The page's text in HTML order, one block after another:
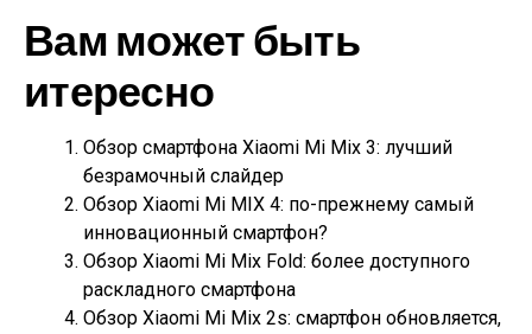
Вам может быть
итересно
Обзор смартфона Xiaomi Mi Mix 3: лучший
безрамочный слайдер
Обзор Xiaomi Mi MIX 4: по-прежнему самый
инновационный смартфон?
Обзор Xiaomi Mi Mix Fold: более доступного
раскладного смартфона
Обзор Xiaomi Mi Mix 2s: смартфон обновляется,